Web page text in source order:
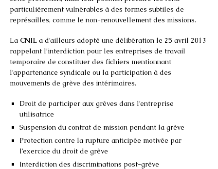
particulièrement vulnérables à des formes subtiles de
représailles, comme le non-renouvellement des missions.
La CNIL a d’ailleurs adopté une délibération le 25 avril 2013
rappelant l’interdiction pour les entreprises de travail
temporaire de constituer des fichiers mentionnant
l’appartenance syndicale ou la participation à des
mouvements de grève des intérimaires.
Droit de participer aux grèves dans l’entreprise
utilisatrice
Suspension du contrat de mission pendant la grève
Protection contre la rupture anticipée motivée par
l’exercice du droit de grève
Interdiction des discriminations post-grève